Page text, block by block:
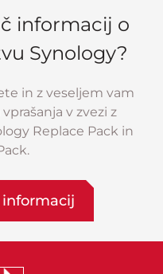
informacij o
Synology?
in z veseljem vam
v zvezi z
Replace Pack in